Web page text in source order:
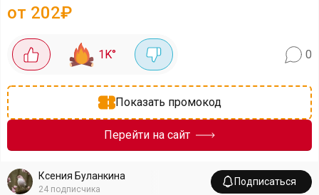
от 202₽
1K° 0
Показать промокод
Перейти на сайт
Ксения Буланкина
24 подписчика
Подписаться